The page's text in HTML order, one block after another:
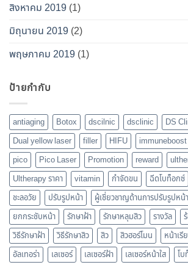
สิงหาคม 2019 (1)
มิถุนายน 2019 (2)
พฤษภาคม 2019 (1)
ป้ายกำกับ
antiaging Botox dscilnic dsclinic
DS
Dual yellow laser
filler HIFU immuneboost
pico
Pico Laser Promotion reward
Ultherapy ราคา
vitamin กำจัดขน ฉีดโบท็อกซ์
ชะลอวัย
ปรับรูปหน้า ผู้เชี่ยวชาญด้านการปรับรูปหน้า
ยกกระชับหน้า
รักษาฝ้า รักษาหลุมสิว รางวัล
วิธีรักษาฝ้า
วิธีรักษาสิว สิว สิวฮอร์โมน หน้าเรี
อัลเทอร่า
เลเซอร์ เลเซอร์ฝ้า เลเซอร์หน้าใส โบ